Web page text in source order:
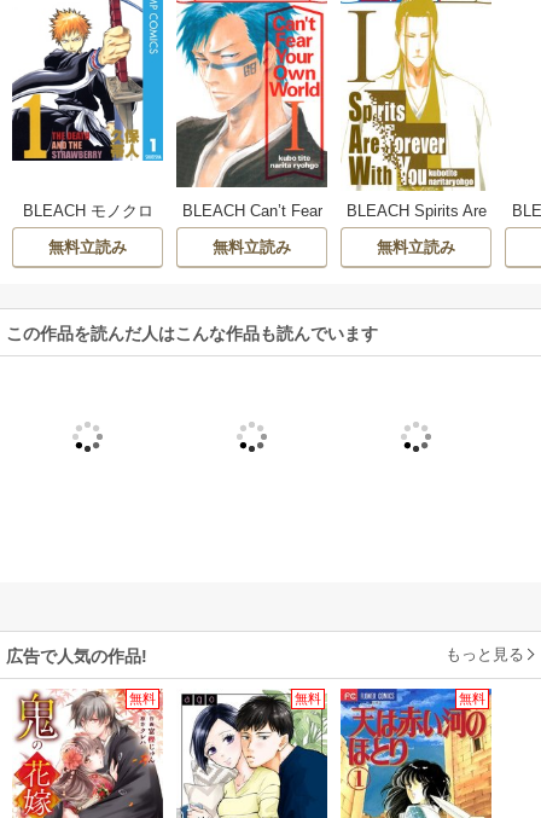
BLEACH モノクロ
版
無料立読み
BLEACH Can’t Fear
Your Own World
無料立読み
BLEACH Spirits Are
Forever With You
無料立読み
この作品を読んだ人はこんな作品も読んでいます
広告で人気の作品! もっと見る
無料 無料 無料